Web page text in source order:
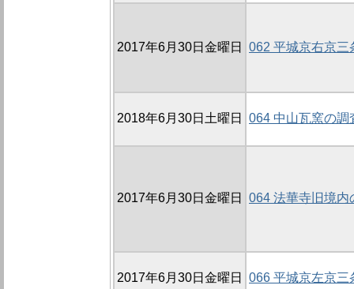
2017年6月30日金曜日 062 平城京右京三
2018年6月30日土曜日 064 中山瓦窯の調
2017年6月30日金曜日 064 法華寺旧境内
2017年6月30日金曜日 066 平城京左京三